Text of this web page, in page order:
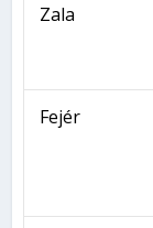
Zala
Fejér